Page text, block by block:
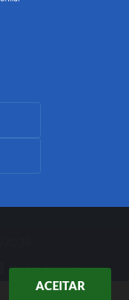
ACEITAR
Dados Abertos